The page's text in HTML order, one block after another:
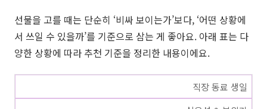
선물을 고를 때는 단순히 ‘비싸 보이는가’보다, ‘어떤 상황에
서 쓰일 수 있을까’를 기준으로 삼는 게 좋아요. 아래 표는 다
양한 상황에 따라 추천 기준을 정리한 내용이에요.
직장 동료 생일